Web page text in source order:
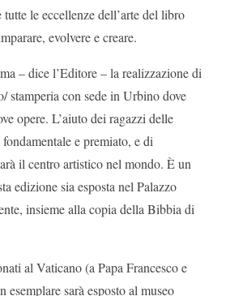
tutte le eccellenze dell’arte del libro
evolvere e creare.
– dice l’Editore – la realizzazione di
stamperia con sede in Urbino dove
opere. L’aiuto dei ragazzi delle
e premiato, e di
il centro artistico nel mondo. È un
edizione sia esposta nel Palazzo
insieme alla copia della Bibbia di
al Vaticano (a Papa Francesco e
esemplare sarà esposto al museo